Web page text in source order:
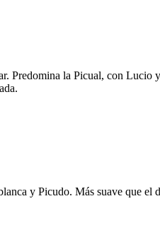
Predomina la Picual, con Lucio
y Picudo. Más suave que el